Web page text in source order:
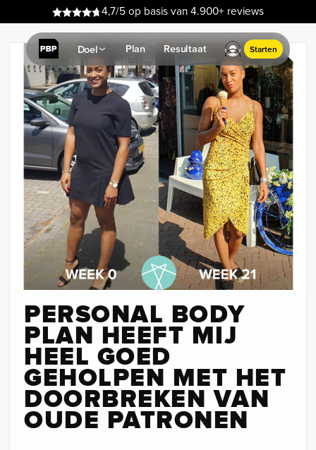
4,7/5 op basis van 4.900+ reviews
Doel Plan Resultaat Starten
PERSONAL BODY
PLAN HEEFT MIJ
HEEL GOED
GEHOLPEN MET HET
DOORBREKEN VAN
OUDE PATRONEN